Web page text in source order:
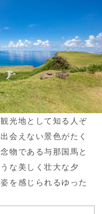
光地として知る人ぞ
会えない景色がたく
物である与那国馬と
な美しく壮大な夕
を感じられるゆった